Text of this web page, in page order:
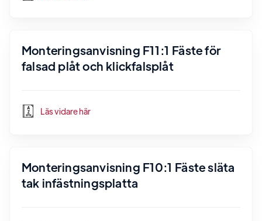
Monteringsanvisning F11:1 Fäste för
falsad plåt och klickfalsplåt
Läs vidare här
Monteringsanvisning F10:1 Fäste släta
tak infästningsplatta